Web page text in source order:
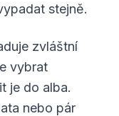
stejně.
zvláštní
vybrat
je do alba.
nebo pár